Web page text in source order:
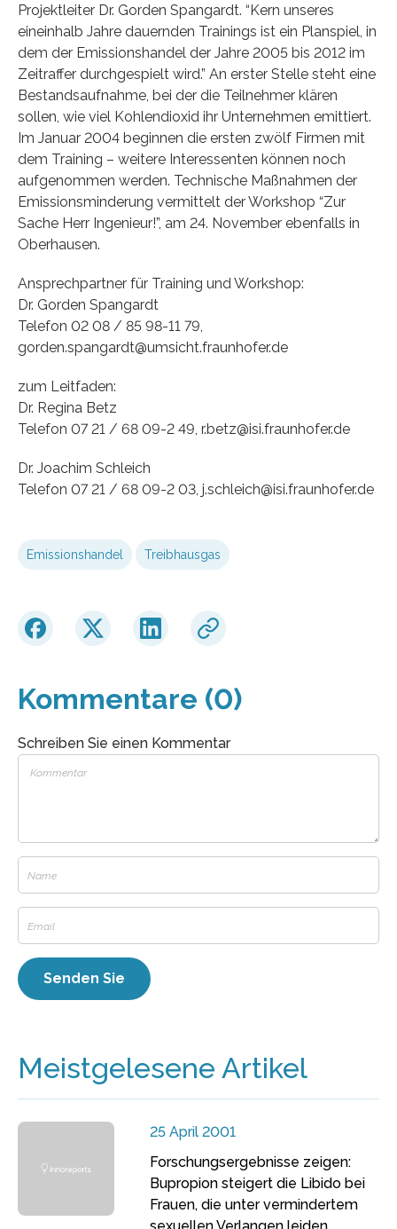
Projektleiter Dr. Gorden Spangardt. “Kern unseres
eineinhalb Jahre dauernden Trainings ist ein Planspiel, in
dem der Emissionshandel der Jahre 2005 bis 2012 im
Zeitraffer durchgespielt wird.” An erster Stelle steht eine
Bestandsaufnahme, bei der die Teilnehmer klären
sollen, wie viel Kohlendioxid ihr Unternehmen emittiert.
Im Januar 2004 beginnen die ersten zwölf Firmen mit
dem Training – weitere Interessenten können noch
aufgenommen werden. Technische Maßnahmen der
Emissionsminderung vermittelt der Workshop “Zur
Sache Herr Ingenieur!”, am 24. November ebenfalls in
Oberhausen.
Ansprechpartner für Training und Workshop:
Dr. Gorden Spangardt
Telefon 02 08 / 85 98-11 79,
gorden.spangardt@umsicht.fraunhofer.de
zum Leitfaden:
Dr. Regina Betz
Telefon 07 21 / 68 09-2 49, r.betz@isi.fraunhofer.de
Dr. Joachim Schleich
Telefon 07 21 / 68 09-2 03, j.schleich@isi.fraunhofer.de
Emissionshandel Treibhausgas
Kommentare (0)
Schreiben Sie einen Kommentar
Meistgelesene Artikel
25 April 2001
Forschungsergebnisse zeigen:
Bupropion steigert die Libido bei
Frauen, die unter vermindertem
sexuellen Verlangen leiden